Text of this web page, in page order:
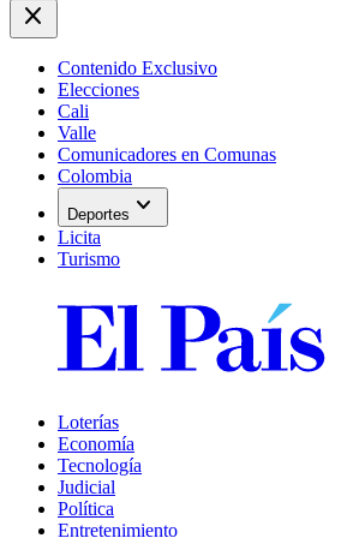
close
Contenido Exclusivo
Elecciones
Cali
Valle
Comunicadores en Comunas
Colombia
Deportes expand_more
Licita
Turismo
Loterías
Economía
Tecnología
Judicial
Política
Entretenimiento